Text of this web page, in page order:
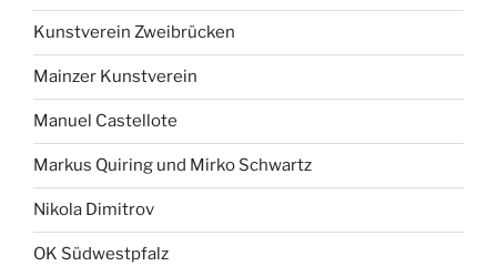
Kunstverein Zweibrücken
Mainzer Kunstverein
Manuel Castellote
Markus Quiring und Mirko Schwartz
Nikola Dimitrov
OK Südwestpfalz